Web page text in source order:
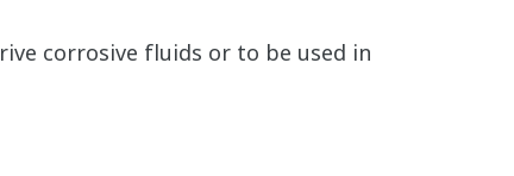
corrosive fluids or to be used in